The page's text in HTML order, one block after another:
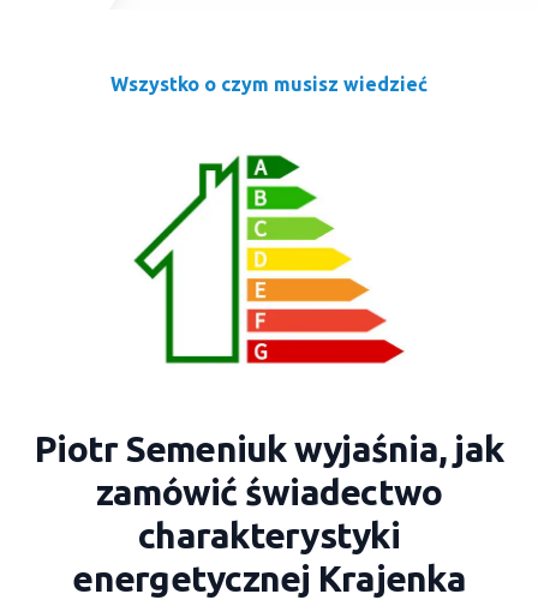
Wszystko o czym musisz wiedzieć
Piotr Semeniuk wyjaśnia, jak
zamówić świadectwo
charakterystyki
energetycznej Krajenka